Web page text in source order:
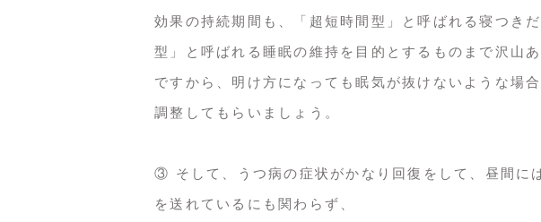
効果の持続期間も、「超短時間型」と呼ばれる寝つき
型」と呼ばれる睡眠の維持を目的とするものまで沢山あ
ですから、明け方になっても眠気が抜けないような場
調整してもらいましょう。
③ そして、うつ病の症状がかなり回復をして、昼間に
を送れているにも関わらず、